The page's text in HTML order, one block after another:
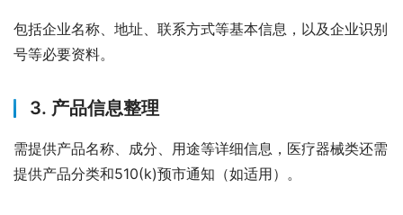
包括企业名称、地址、联系方式等基本信息，以及企业识别
号等必要资料。
3. 产品信息整理
需提供产品名称、成分、用途等详细信息，医疗器械类还需
提供产品分类和510(k)预市通知（如适用）。